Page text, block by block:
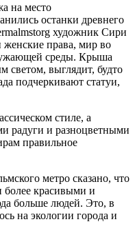
на место
останки древнего
художник Сири
женские права, мир во
среды. Крыша
светом, выглядит, будто
подчеркивают статуи,
стиле, а
радуги и разноцветными
правильное
метро сказано, что
более красивыми и
больше людей. Это, в
на экологии города и